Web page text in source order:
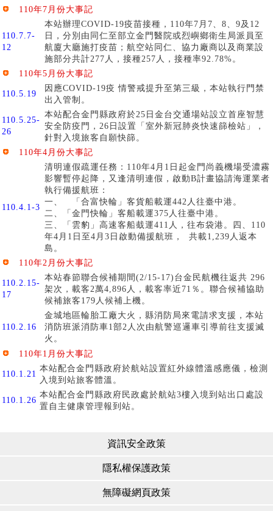
110年7月份大事記
110.7.7-
12
本站辦理COVID-19疫苗接種，110年7月7、8、9及12
日，分別由同仁至部立金門醫院或烈嶼鄉衛生局派員至
航廈大廳施打疫苗；航空站同仁、協力廠商以及商業設
施部分共計277人，接種257人，接種率92.78%。
110年5月份大事記
110.5.19
因應COVID-19疫 情警戒提升至第三級，本站執行門禁
出入管制。
110.5.25-
26
本站配合金門縣政府於25日金台交通場站設立首座智慧
安全防疫門，26日設置「室外新冠肺炎快速篩檢站」，
針對入境旅客自願快篩。
110年4月份大事記
110.4.1-3
清明連假疏運任務： 110年4月1日起金門尚義機場受濃霧
影響暫停起降，又逢清明連假，啟動B計畫協請海運業者
執行備援航班：
一、 「合富快輪」客貨船載運442人往臺中港。
二、「金門快輪」客船載運375人往臺中港。
三、「雲豹」高速客船蛓運411人，往布袋港。四、110
年4月1日至4月3日啟動備援航班， 共載1,239人返本
島。
110年2月份大事記
110.2.15-
17
本站春節聯合候補期間(2/15-17)台金民航機往返共 296
架次，載客2萬4,896人，載客率近71％。聯合候補協助
候補旅客179人候補上機。
110.2.16
金城地區輪胎工廠大火，縣消防局來電請求支援，本站
消防班派消防車1部2人次由航警巡邏車引導前往支援滅
火。
110年1月份大事記
110.1.21
本站配合金門縣政府於航站設置紅外線體溫感應儀，檢測
入境到站旅客體溫。
110.1.26
本站配合金門縣政府民政處於航站3樓入境到站出口處設
置自主健康管理報到站。
資訊安全政策
隱私權保護政策
無障礙網頁政策